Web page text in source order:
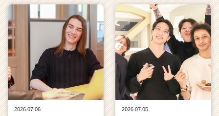
2026.07.06
2026.07.05